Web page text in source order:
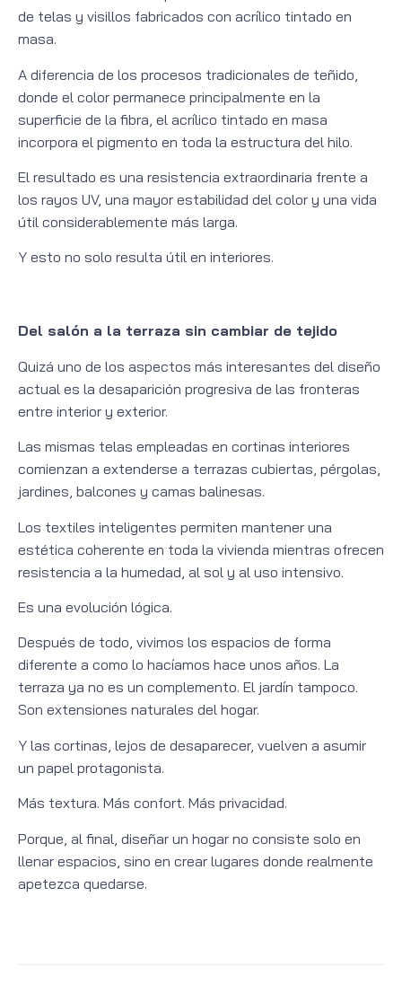
de telas y visillos fabricados con acrílico tintado en
masa.
A diferencia de los procesos tradicionales de teñido,
donde el color permanece principalmente en la
superficie de la fibra, el acrílico tintado en masa
incorpora el pigmento en toda la estructura del hilo.
El resultado es una resistencia extraordinaria frente a
los rayos UV, una mayor estabilidad del color y una vida
útil considerablemente más larga.
Y esto no solo resulta útil en interiores.
Del salón a la terraza sin cambiar de tejido
Quizá uno de los aspectos más interesantes del diseño
actual es la desaparición progresiva de las fronteras
entre interior y exterior.
Las mismas telas empleadas en cortinas interiores
comienzan a extenderse a terrazas cubiertas, pérgolas,
jardines, balcones y camas balinesas.
Los textiles inteligentes permiten mantener una
estética coherente en toda la vivienda mientras ofrecen
resistencia a la humedad, al sol y al uso intensivo.
Es una evolución lógica.
Después de todo, vivimos los espacios de forma
diferente a como lo hacíamos hace unos años. La
terraza ya no es un complemento. El jardín tampoco.
Son extensiones naturales del hogar.
Y las cortinas, lejos de desaparecer, vuelven a asumir
un papel protagonista.
Más textura. Más confort. Más privacidad.
Porque, al final, diseñar un hogar no consiste solo en
llenar espacios, sino en crear lugares donde realmente
apetezca quedarse.